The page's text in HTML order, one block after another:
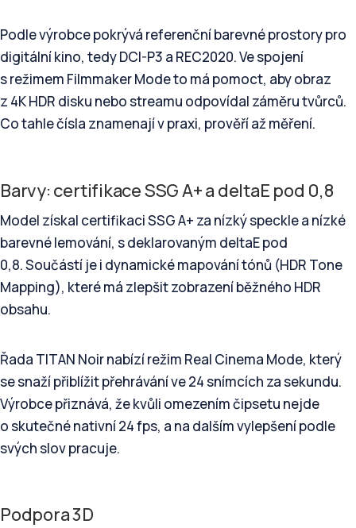
Podle výrobce pokrývá referenční barevné prostory pro
digitální kino, tedy DCI-P3 a REC2020. Ve spojení
s režimem Filmmaker Mode to má pomoct, aby obraz
z 4K HDR disku nebo streamu odpovídal záměru tvůrců.
Co tahle čísla znamenají v praxi, prověří až měření.
Barvy: certifikace SSG A+ a deltaE pod 0,8
Model získal certifikaci SSG A+ za nízký speckle a nízké
barevné lemování, s deklarovaným deltaE pod
0,8. Součástí je i dynamické mapování tónů (HDR Tone
Mapping), které má zlepšit zobrazení běžného HDR
obsahu.
Řada TITAN Noir nabízí režim Real Cinema Mode, který
se snaží přiblížit přehrávání ve 24 snímcích za sekundu.
Výrobce přiznává, že kvůli omezením čipsetu nejde
o skutečné nativní 24 fps, a na dalším vylepšení podle
svých slov pracuje.
Podpora 3D